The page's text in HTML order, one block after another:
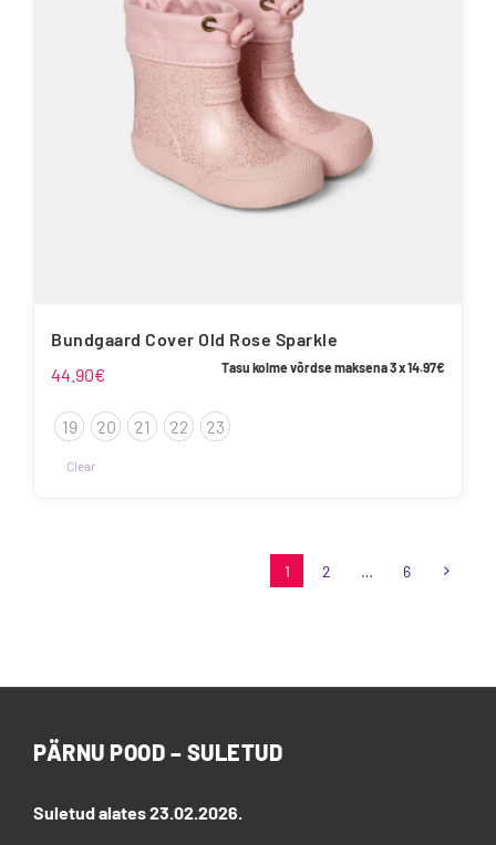
tootelehel.
Bundgaard Cover Old Rose Sparkle
44.90€ Tasu kolme võrdse maksena 3 x14.97€
19 20 21 22 23
Clear
1 2 … 6
PÄRNU POOD – SULETUD
Suletud alates 23.02.2026.